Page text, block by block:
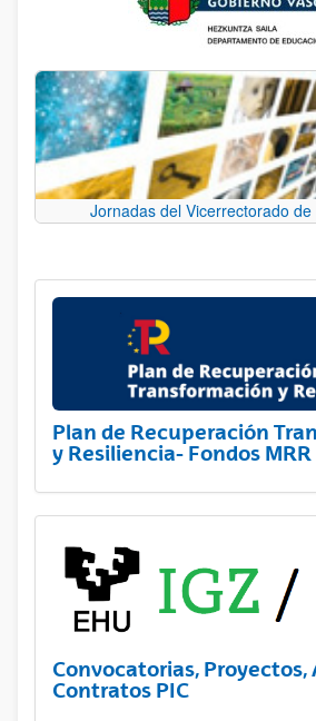
Jornadas del Vicerrectorado
Plan de Recuperación
y Resiliencia- Fondos MRR
Convocatorias, Proyectos,
Contratos PIC